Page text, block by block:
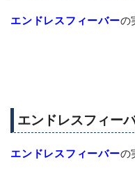
エンドレスフィーバーの
エンドレスフィー
エンドレスフィーバーの